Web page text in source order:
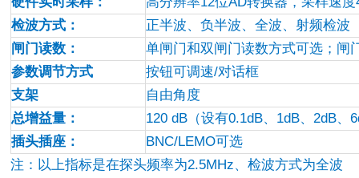
检波方式：
正半波、负半波、全波、射频检波
闸门读数：
单闸门和双闸门读数方式可选；闸
参数调节方式
按钮可调速/对话框
支架
自由角度
总增益量：
120 dB （设有0.1dB、1dB、2dB、
插头插座：
BNC/LEMO可选
注：以上指标是在探头频率为2.5MHz、检波方式为全波